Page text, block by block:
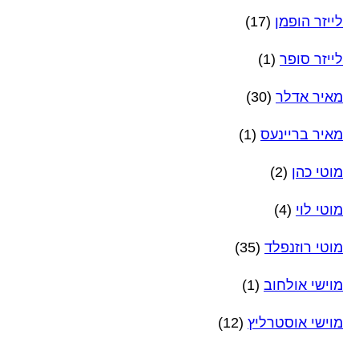
לייזר הופמן (17)
לייזר סופר (1)
מאיר אדלר (30)
מאיר בריינעס (1)
מוטי כהן (2)
מוטי לוי (4)
מוטי רוזנפלד (35)
מוישי אולחוב (1)
מוישי אוסטרליץ (12)